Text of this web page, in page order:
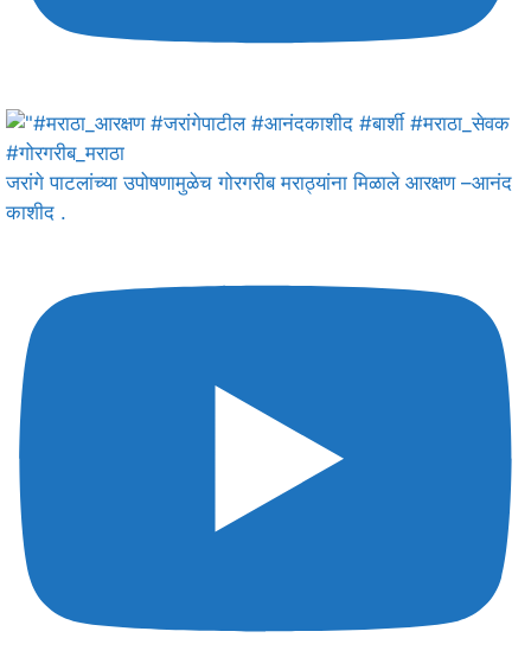
जरांगे पाटलांच्या उपोषणामुळेच गोरगरीब मराठ्यांना मिळाले आरक्षण –आनंद
काशीद .